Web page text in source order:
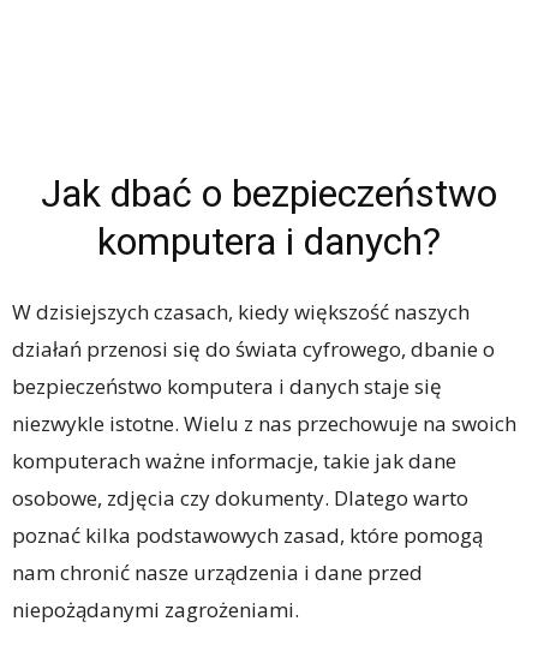
Jak dbać o bezpieczeństwo
komputera i danych?
W dzisiejszych czasach, kiedy większość naszych
działań przenosi się do świata cyfrowego, dbanie o
bezpieczeństwo komputera i danych staje się
niezwykle istotne. Wielu z nas przechowuje na swoich
komputerach ważne informacje, takie jak dane
osobowe, zdjęcia czy dokumenty. Dlatego warto
poznać kilka podstawowych zasad, które pomogą
nam chronić nasze urządzenia i dane przed
niepożądanymi zagrożeniami.